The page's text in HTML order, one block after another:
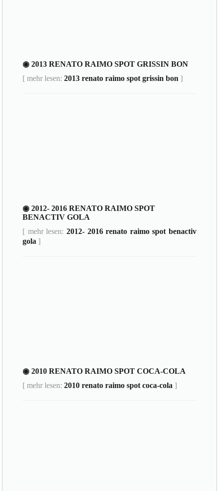
◉ 2013 RENATO RAIMO SPOT GRISSIN BON
[ mehr lesen:2013 renato raimo spot grissin bon ]
◉ 2012- 2016 RENATO RAIMO SPOT
BENACTIV GOLA
[ mehr lesen: 2012- 2016 renato raimo spot benactiv
gola ]
◉ 2010 RENATO RAIMO SPOT COCA-COLA
[ mehr lesen:2010 renato raimo spot coca-cola ]